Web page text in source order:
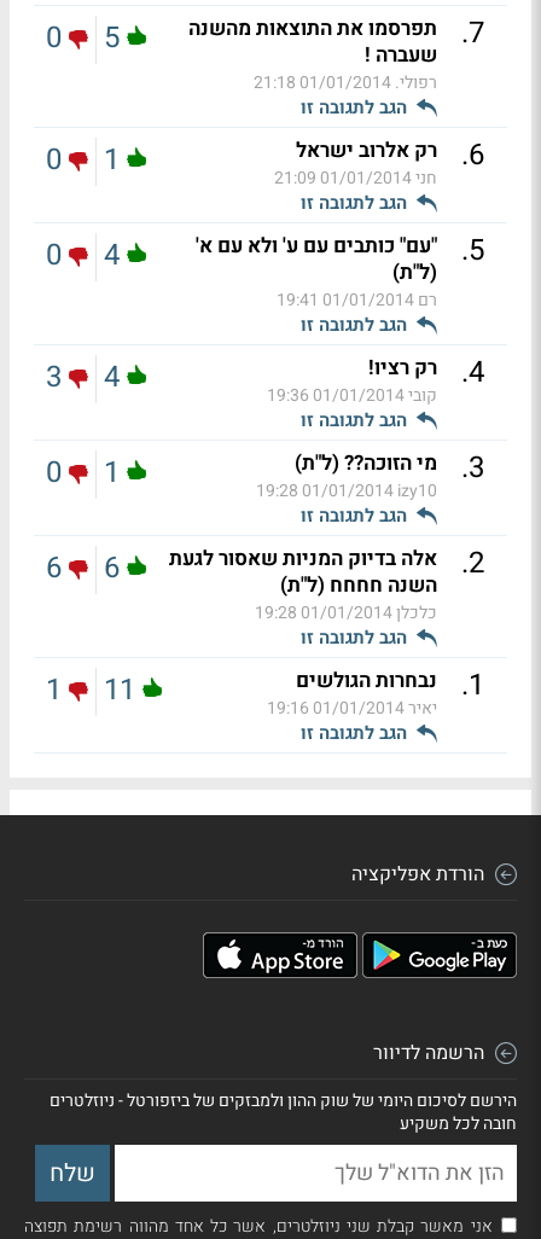
7
.
תפרסמו את התוצאות מהשנה
שעברה !
רפולי.01/01/2014 21:18
הגב לתגובה זו
5
0
6
. רק אלרוב ישראל
חני01/01/2014 21:09
הגב לתגובה זו
1
0
5
.
"עם" כותבים עם ע' ולא עם א'
(ל"ת)
רם01/01/2014 19:41
הגב לתגובה זו
4
0
4
. רק רציו!
קובי01/01/2014 19:36
הגב לתגובה זו
4
3
3
. מי הזוכה?? (ל"ת)
izy10
01/01/2014 19:28
הגב לתגובה זו
1
0
2
.
אלה בדיוק המניות שאסור לגעת
השנה חחחח (ל"ת)
כלכלן01/01/2014 19:28
הגב לתגובה זו
6
6
1
. נבחרות הגולשים
יאיר01/01/2014 19:16
הגב לתגובה זו
11
1
הורדת אפליקציה
הרשמה לדיוור
הירשם לסיכום היומי של שוק ההון ולמבזקים של ביזפורטל - ניוזלטרים
חובה לכל משקיע
אני מאשר קבלת שני ניוזלטרים, אשר כל אחד מהווה רשימת תפוצה